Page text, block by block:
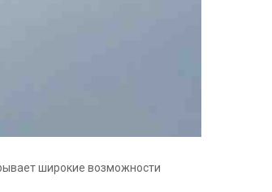
широкие возможности